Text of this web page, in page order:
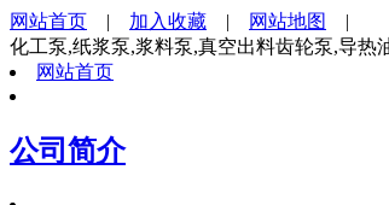
网站首页 | 加入收藏 | 网站地图
|
化工泵,纸浆泵,浆料泵,真空出料齿轮泵,导热
网站首页
公司简介